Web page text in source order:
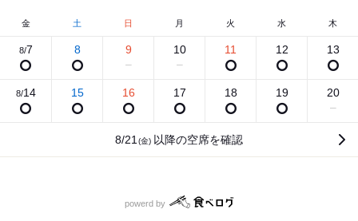
金 土 日 月 火 水 木
8/7 8 9 10 11 12 13
8/14 15 16 17 18 19 20
8/21 (金) 以降の空席を確認
powerd by